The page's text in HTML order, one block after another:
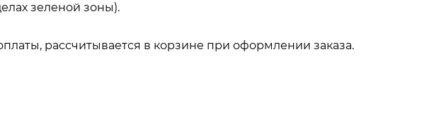
зеленой зоны).
рассчитывается в корзине при оформлении заказа.